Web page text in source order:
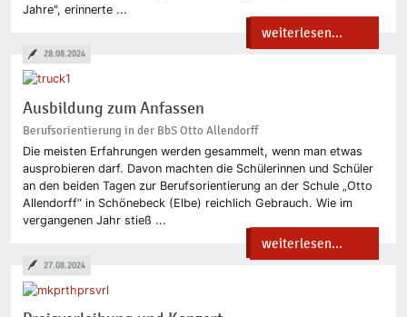
Jahre", erinnerte ...
weiterlesen...
Ausbildung zum Anfassen
Berufsorientierung in der BbS Otto Allendorff
Die meisten Erfahrungen werden gesammelt, wenn man etwas
ausprobieren darf. Davon machten die Schülerinnen und Schüler
an den beiden Tagen zur Berufsorientierung an der Schule „Otto
Allendorff“ in Schönebeck (Elbe) reichlich Gebrauch. Wie im
vergangenen Jahr stieß ...
weiterlesen...
28.08.2024
27.08.2024